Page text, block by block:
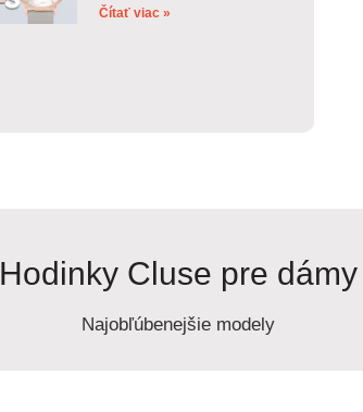
Čítať viac »
Hodinky Cluse pre dámy
Najobľúbenejšie modely